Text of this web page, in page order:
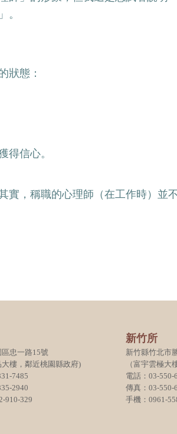
。
狀態：
得信心。
實，稱職的心理師（在工作時）並
忠一路15號
大樓，鄰近桃園縣政府)
7485
2940
910-329
新竹所
新竹縣竹北市
（富宇雲極大
電話：03-550-
傳真：03-550-
手機：0961-